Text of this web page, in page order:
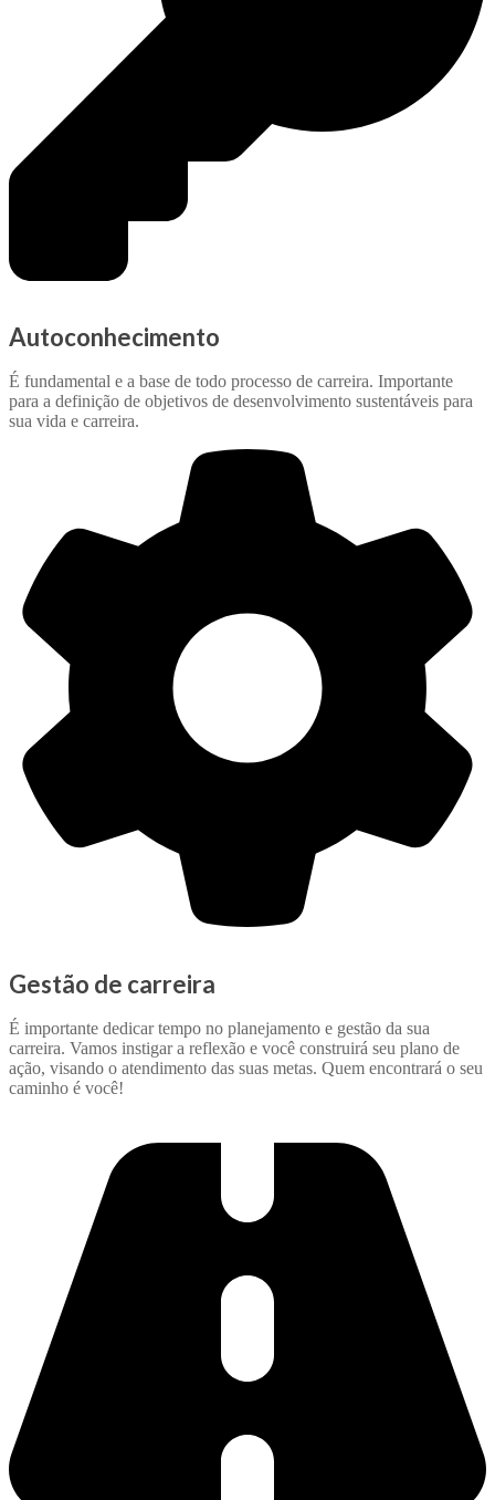
Autoconhecimento
É fundamental e a base de todo processo de carreira. Importante
para a definição de objetivos de desenvolvimento sustentáveis para
sua vida e carreira.
Gestão de carreira
É importante dedicar tempo no planejamento e gestão da sua
carreira. Vamos instigar a reflexão e você construirá seu plano de
ação, visando o atendimento das suas metas. Quem encontrará o seu
caminho é você!